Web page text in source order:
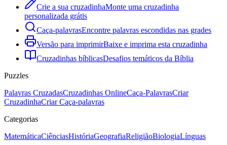
Crie a sua cruzadinhaMonte uma cruzadinha
personalizada grátis
Caça-palavrasEncontre palavras escondidas nas grades
Versão para imprimirBaixe e imprima esta cruzadinha
Cruzadinhas bíblicasDesafios temáticos da Bíblia
Puzzles
Palavras CruzadasCruzadinhas OnlineCaça-PalavrasCriar
CruzadinhaCriar Caça-palavras
Categorias
MatemáticaCiênciasHistóriaGeografiaReligiãoBiologiaLínguas